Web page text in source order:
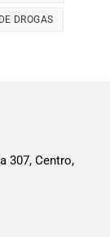
DROGAS
307, Centro,